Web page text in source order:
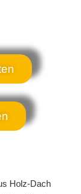
Holz-Dach